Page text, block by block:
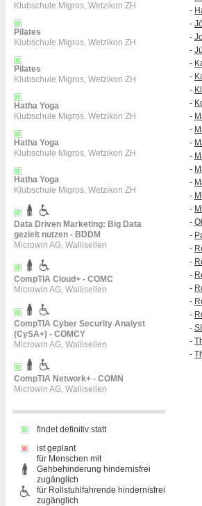
Klubschule Migros, Wetzikon ZH
Pilates
Klubschule Migros, Wetzikon ZH
Pilates
Klubschule Migros, Wetzikon ZH
Hatha Yoga
Klubschule Migros, Wetzikon ZH
Hatha Yoga
Klubschule Migros, Wetzikon ZH
Hatha Yoga
Klubschule Migros, Wetzikon ZH
Data Driven Marketing: Big Data
gezielt nutzen - BDDM
Microwin AG, Wallisellen
CompTIA Cloud+ - COMC
Microwin AG, Wallisellen
CompTIA Cyber Security Analyst
(CySA+) - COMCY
Microwin AG, Wallisellen
CompTIA Network+ - COMN
Microwin AG, Wallisellen
findet definitiv statt
ist geplant
für Menschen mit
Gehbehinderung hindernisfrei
zugänglich
für Rollstuhlfahrende hindernisfrei
zugänglich
-
-
-
-
-
-
-
-
-
-
-
-
-
-
-
-
-
-
-
-
-
-
-
-
-
-
-